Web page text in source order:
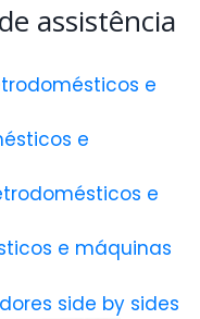
assistência
e
e
e
e máquinas
side by sides